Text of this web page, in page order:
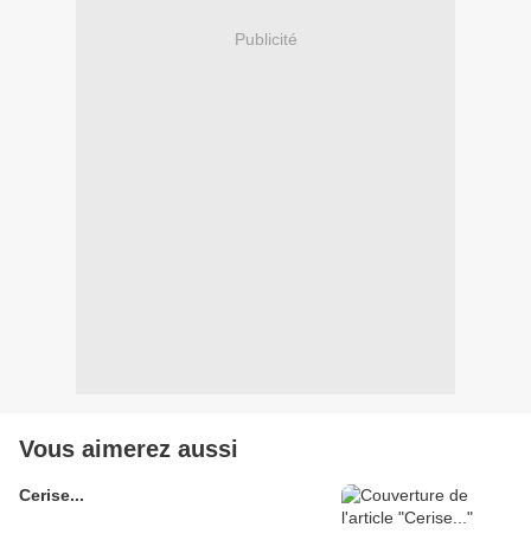
Publicité
Vous aimerez aussi
Cerise...